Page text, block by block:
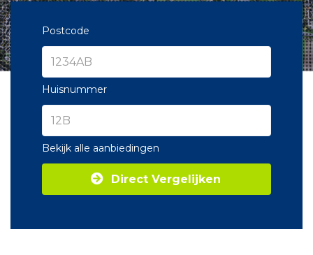
Postcode
Huisnummer
Bekijk alle aanbiedingen
Direct Vergelijken